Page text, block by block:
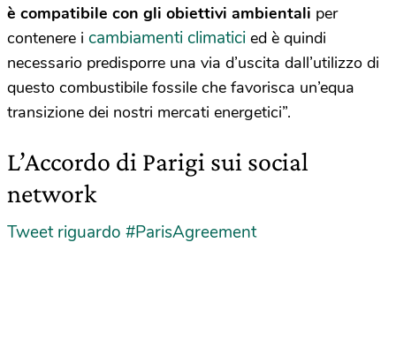
è compatibile con gli obiettivi ambientali per
contenere i cambiamenti climatici ed è quindi
necessario predisporre una via d’uscita dall’utilizzo di
questo combustibile fossile che favorisca un’equa
transizione dei nostri mercati energetici”.
L’Accordo di Parigi sui social
network
Tweet riguardo #ParisAgreement